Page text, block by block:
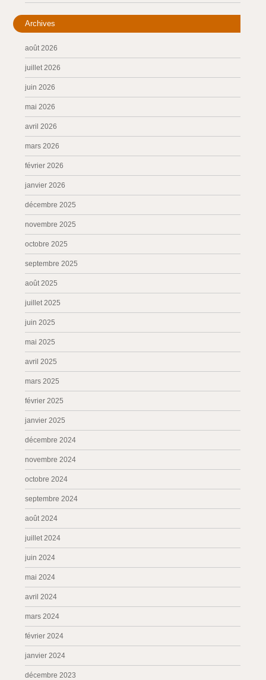
Archives
août 2026
juillet 2026
juin 2026
mai 2026
avril 2026
mars 2026
février 2026
janvier 2026
décembre 2025
novembre 2025
octobre 2025
septembre 2025
août 2025
juillet 2025
juin 2025
mai 2025
avril 2025
mars 2025
février 2025
janvier 2025
décembre 2024
novembre 2024
octobre 2024
septembre 2024
août 2024
juillet 2024
juin 2024
mai 2024
avril 2024
mars 2024
février 2024
janvier 2024
décembre 2023